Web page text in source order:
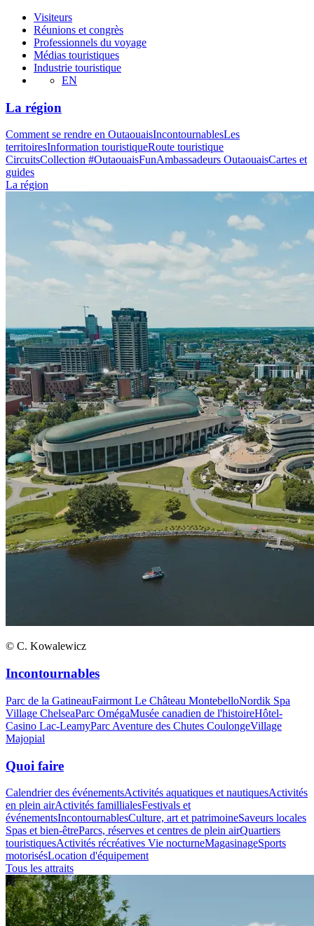
Visiteurs
Réunions et congrès
Professionnels du voyage
Médias touristiques
Industrie touristique
EN
La région
Comment se rendre en OutaouaisIncontournablesLes
territoiresInformation touristiqueRoute touristique
CircuitsCollection #OutaouaisFunAmbassadeurs OutaouaisCartes et
guides
La région
© C. Kowalewicz
Incontournables
Parc de la GatineauFairmont Le Château MontebelloNordik Spa
Village ChelseaParc OmégaMusée canadien de l'histoireHôtel-
Casino Lac-LeamyParc Aventure des Chutes CoulongeVillage
Majopial
Quoi faire
Calendrier des événementsActivités aquatiques et nautiquesActivités
en plein airActivités famillialesFestivals et
événementsIncontournablesCulture, art et patrimoineSaveurs locales
Spas et bien-êtreParcs, réserves et centres de plein airQuartiers
touristiquesActivités récréatives Vie nocturneMagasinageSports
motorisésLocation d'équipement
Tous les attraits